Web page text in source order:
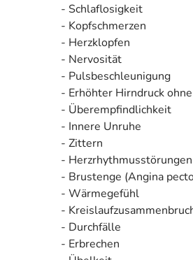
- Schlaflosigkeit
- Kopfschmerzen
- Herzklopfen
- Nervosität
- Pulsbeschleunigung
- Erhöhter Hirndruck
- Überempfindlichkeit
- Innere Unruhe
- Zittern
- Herzrhythmusstörungen
- Brustenge (Angina
- Wärmegefühl
-
- Durchfälle
- Erbrechen